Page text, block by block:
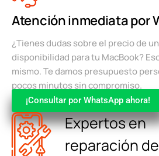
Atención inmediata por
¿Tienes dudas sobre el precio de
disponibilidad para tu MacBook?
mismo. Te damos presupuesto
pocos minutos sin compromiso.
¡Consultar por WhatsApp ahora!
Expertos en
reparación de